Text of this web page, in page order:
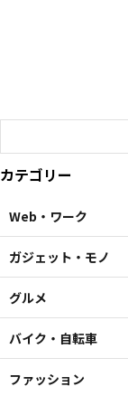
カテゴリー
Web・ワーク
ガジェット・モノ
グルメ
バイク・自転車
ファッション